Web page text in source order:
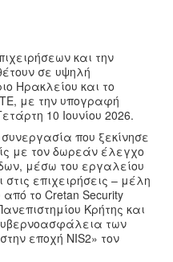
και την
σε υψηλή
Ηρακλείου και το
με την υπογραφή
10 Ιουνίου 2026.
που ξεκίνησε
με τον δωρεάν έλεγχο
μέσω του εργαλείου
επιχειρήσεις – μέλη
το Cretan Security
Κρήτης και
των
εποχή NIS2» τον